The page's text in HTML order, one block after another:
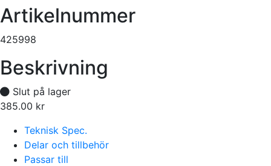
Artikelnummer
425998
Beskrivning
Slut på lager
385.00 kr
Teknisk Spec.
Delar och tillbehör
Passar till